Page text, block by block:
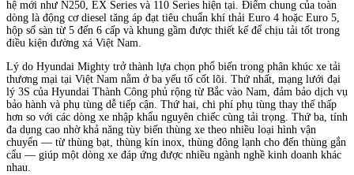
hệ mới như N250, EX Series và 110 Series hiện tại. Điểm chung của toàn
dòng là động cơ diesel tăng áp đạt tiêu chuẩn khí thải Euro 4 hoặc Euro 5,
hộp số sàn từ 5 đến 6 cấp và khung gầm được thiết kế để chịu tải tốt trong
điều kiện đường xá Việt Nam.
Lý do Hyundai Mighty trở thành lựa chọn phổ biến trong phân khúc xe tải
thương mại tại Việt Nam nằm ở ba yếu tố cốt lõi. Thứ nhất, mạng lưới đại
lý 3S của Hyundai Thành Công phủ rộng từ Bắc vào Nam, đảm bảo dịch vụ
bảo hành và phụ tùng dễ tiếp cận. Thứ hai, chi phí phụ tùng thay thế thấp
hơn so với các dòng xe nhập khẩu nguyên chiếc cùng tải trọng. Thứ ba, tính
đa dụng cao nhờ khả năng tùy biến thùng xe theo nhiều loại hình vận
chuyển — từ thùng bạt, thùng kín inox, thùng đông lạnh cho đến thùng gắn
cẩu — giúp một dòng xe đáp ứng được nhiều ngành nghề kinh doanh khác
nhau.